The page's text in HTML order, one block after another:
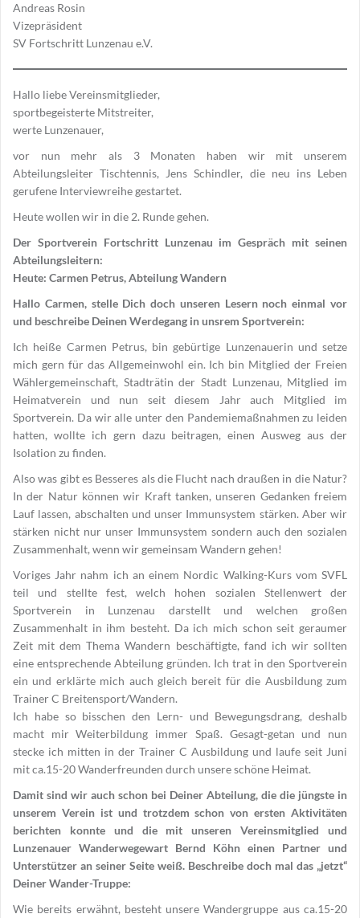
Andreas Rosin
Vizepräsident
SV Fortschritt Lunzenau e.V.
Hallo liebe Vereinsmitglieder,
sportbegeisterte Mitstreiter,
werte Lunzenauer,
vor nun mehr als 3 Monaten haben wir mit unserem
Abteilungsleiter Tischtennis, Jens Schindler, die neu ins Leben
gerufene Interviewreihe gestartet.
Heute wollen wir in die 2. Runde gehen.
Der Sportverein Fortschritt Lunzenau im Gespräch mit seinen
Abteilungsleitern:
Heute: Carmen Petrus, Abteilung Wandern
Hallo Carmen, stelle Dich doch unseren Lesern noch einmal vor
und beschreibe Deinen Werdegang in unsrem Sportverein:
Ich heiße Carmen Petrus, bin gebürtige Lunzenauerin und setze
mich gern für das Allgemeinwohl ein. Ich bin Mitglied der Freien
Wählergemeinschaft, Stadträtin der Stadt Lunzenau, Mitglied im
Heimatverein und nun seit diesem Jahr auch Mitglied im
Sportverein. Da wir alle unter den Pandemiemaßnahmen zu leiden
hatten, wollte ich gern dazu beitragen, einen Ausweg aus der
Isolation zu finden.
Also was gibt es Besseres als die Flucht nach draußen in die Natur?
In der Natur können wir Kraft tanken, unseren Gedanken freiem
Lauf lassen, abschalten und unser Immunsystem stärken. Aber wir
stärken nicht nur unser Immunsystem sondern auch den sozialen
Zusammenhalt, wenn wir gemeinsam Wandern gehen!
Voriges Jahr nahm ich an einem Nordic Walking-Kurs vom SVFL
teil und stellte fest, welch hohen sozialen Stellenwert der
Sportverein in Lunzenau darstellt und welchen großen
Zusammenhalt in ihm besteht. Da ich mich schon seit geraumer
Zeit mit dem Thema Wandern beschäftigte, fand ich wir sollten
eine entsprechende Abteilung gründen. Ich trat in den Sportverein
ein und erklärte mich auch gleich bereit für die Ausbildung zum
Trainer C Breitensport/Wandern.
Ich habe so bisschen den Lern- und Bewegungsdrang, deshalb
macht mir Weiterbildung immer Spaß. Gesagt-getan und nun
stecke ich mitten in der Trainer C Ausbildung und laufe seit Juni
mit ca.15-20 Wanderfreunden durch unsere schöne Heimat.
Damit sind wir auch schon bei Deiner Abteilung, die die jüngste in
unserem Verein ist und trotzdem schon von ersten Aktivitäten
berichten konnte und die mit unseren Vereinsmitglied und
Lunzenauer Wanderwegewart Bernd Köhn einen Partner und
Unterstützer an seiner Seite weiß. Beschreibe doch mal das „jetzt“
Deiner Wander-Truppe:
Wie bereits erwähnt, besteht unsere Wandergruppe aus ca.15-20